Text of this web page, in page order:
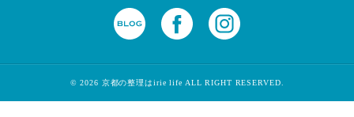
© 2026 京都の整理はirie life ALL RIGHT RESERVED.